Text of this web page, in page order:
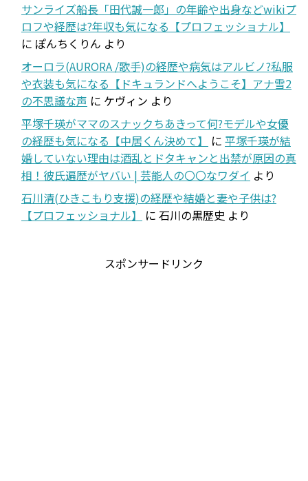
サンライズ船長「田代誠一郎」の年齢や出身などwikiプ
ロフや経歴は?年収も気になる【プロフェッショナル】
に ぽんちくりん より
オーロラ(AURORA /歌手)の経歴や病気はアルビノ?私服
や衣装も気になる【ドキュランドへようこそ】アナ雪2
の不思議な声 に ケヴィン より
平塚千瑛がママのスナックちあきって何?モデルや女優
の経歴も気になる【中居くん決めて】
に 平塚千瑛が結
婚していない理由は酒乱とドタキャンと出禁が原因の真
相！彼氏遍歴がヤバい | 芸能人の〇〇なワダイ より
石川清(ひきこもり支援)の経歴や結婚と妻や子供は?
【プロフェッショナル】
に 石川の黒歴史 より
スポンサードリンク